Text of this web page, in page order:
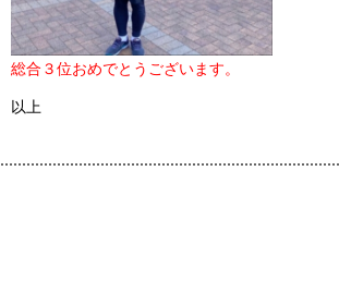
総合３位おめでとうございます。
以上